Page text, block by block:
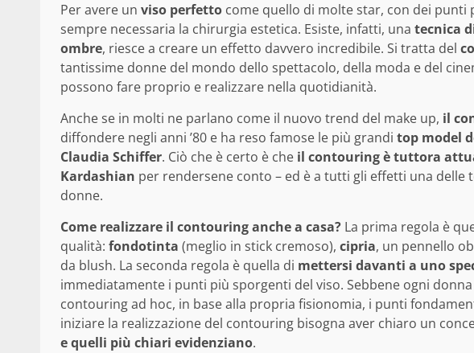
Per avere un viso perfetto come quello di molte star, con dei
sempre necessaria la chirurgia estetica. Esiste, infatti, una tecnica
ombre, riesce a creare un effetto davvero incredibile. Si tratta del
tantissime donne del mondo dello spettacolo, della moda e del
possono fare proprio e realizzare nella quotidianità.
Anche se in molti ne parlano come il nuovo trend del make up, il
diffondere negli anni ’80 e ha reso famose le più grandi top model
Claudia Schiffer. Ciò che è certo è che il contouring è tuttora
Kardashian per rendersene conto – ed è a tutti gli effetti una delle
donne.
Come realizzare il contouring anche a casa? La prima regola è
qualità: fondotinta (meglio in stick cremoso), cipria, un pennello
da blush. La seconda regola è quella di mettersi davanti a uno
immediatamente i punti più sporgenti del viso. Sebbene ogni
contouring ad hoc, in base alla propria fisionomia, i punti
iniziare la realizzazione del contouring bisogna aver chiaro un
e quelli più chiari evidenziano.